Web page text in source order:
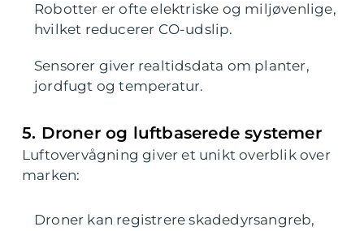
Robotter er ofte elektriske og miljøvenlige,
hvilket reducerer CO-udslip.
Sensorer giver realtidsdata om planter,
jordfugt og temperatur.
5. Droner og luftbaserede systemer
Luftovervågning giver et unikt overblik over
marken:
Droner kan registrere skadedyrsangreb,